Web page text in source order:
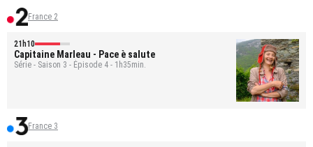
France 2
21h10
Capitaine Marleau - Pace è salute
Série - Saison 3 - Épisode 4 - 1h35min.
France 3